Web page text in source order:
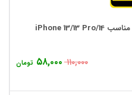
محافظ صفحه نمایش گلس مدل 9D مناسب iPhone 13/13 Pro/14
۱۱۰,۰۰۰ ۵۸,۰۰۰ تومان